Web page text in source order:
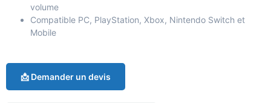
volume
Compatible PC, PlayStation, Xbox, Nintendo Switch et
Mobile
📩 Demander un devis